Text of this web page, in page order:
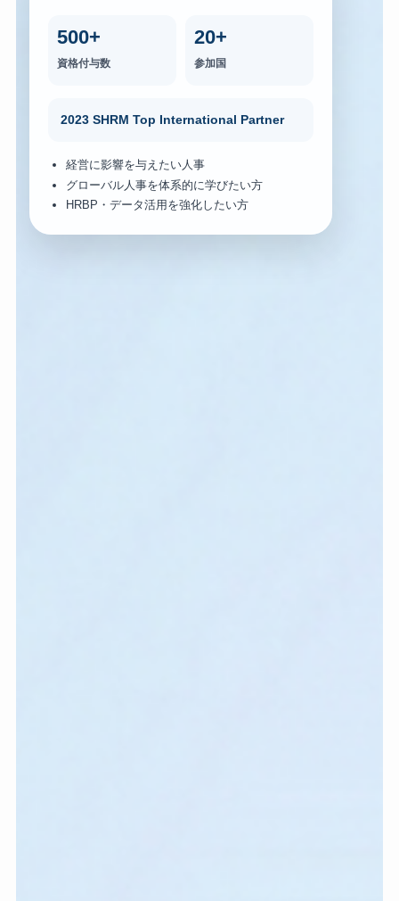
500+
資格付与数
20+
参加国
2023 SHRM Top International Partner
経営に影響を与えたい人事
グローバル人事を体系的に学びたい方
HRBP・データ活用を強化したい方